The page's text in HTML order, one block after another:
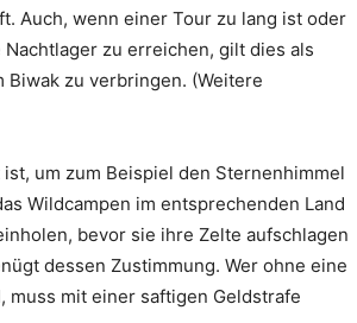
Auch, wenn einer Tour zu lang ist oder
zu erreichen, gilt dies als
zu verbringen. (Weitere
um zum Beispiel den Sternenhimmel
Wildcampen im entsprechenden Land
bevor sie ihre Zelte aufschlagen
dessen Zustimmung. Wer ohne eine
muss mit einer saftigen Geldstrafe